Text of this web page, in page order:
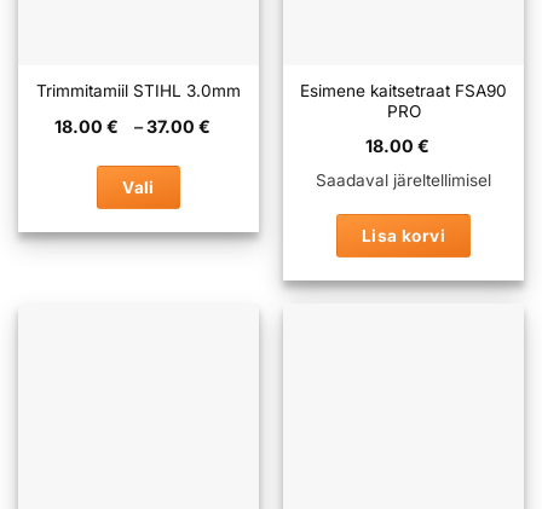
Trimmitamiil STIHL 3.0mm
18.00 € –37.00 €
Vali
tootel
Esimene kaitsetraat FSA90
PRO
18.00 €
Saadaval järeltellimisel
Lisa korvi